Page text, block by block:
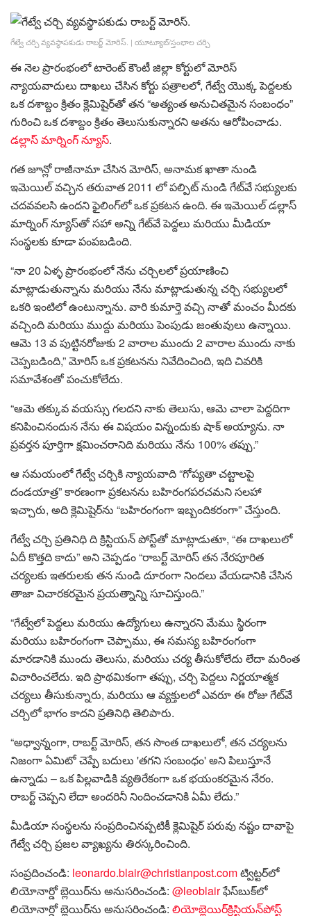
గేట్వే చర్చి వ్యవస్థాపకుడు రాబర్ట్ మోరిస్. | యూట్యూబ్/స్తంభాల చర్చి
ఈ నెల ప్రారంభంలో టారెంట్ కౌంటీ జిల్లా కోర్టులో మోరిస్
న్యాయవాదులు దాఖలు చేసిన కోర్టు పత్రాలలో, గేట్వే యొక్క పెద్దలకు
ఒక దశాబ్దం క్రితం క్లెమిషైర్‌తో తన “అత్యంత అనుచితమైన సంబంధం”
గురించి ఒక దశాబ్దం క్రితం తెలుసుకున్నారని అతను ఆరోపించాడు.
డల్లాస్ మార్నింగ్ న్యూస్.
గత జూన్లో రాజీనామా చేసిన మోరిస్, అనామక ఖాతా నుండి
ఇమెయిల్ వచ్చిన తరువాత 2011 లో పల్పిట్ నుండి గేట్‌వే సభ్యులకు
చదవవలసి ఉందని ఫైలింగ్‌లో ఒక ప్రకటన ఉంది. ఈ ఇమెయిల్ డల్లాస్
మార్నింగ్ న్యూస్‌తో సహా అన్ని గేట్‌వే పెద్దలు మరియు మీడియా
సంస్థలకు కూడా పంపబడింది.
“నా 20 ఏళ్ళ ప్రారంభంలో నేను చర్చిలలో ప్రయాణించి
మాట్లాడుతున్నాను మరియు నేను మాట్లాడుతున్న చర్చి సభ్యులలో
ఒకరి ఇంటిలో ఉంటున్నాను. వారి కుమార్తె వచ్చి నాతో మంచం మీదకు
వచ్చింది మరియు ముద్దు మరియు పెంపుడు జంతువులు ఉన్నాయి.
ఆమె 13 వ పుట్టినరోజుకు 2 వారాల ముందు 2 వారాల ముందు నాకు
చెప్పబడింది,” మోరిస్ ఒక ప్రకటనను నివేదించింది, ఇది చివరికి
సమావేశంతో పంచుకోలేదు.
“ఆమె తక్కువ వయస్సు గలదని నాకు తెలుసు, ఆమె చాలా పెద్దదిగా
కనిపించినందున నేను ఈ విషయం విన్నందుకు షాక్ అయ్యాను. నా
ప్రవర్తన పూర్తిగా క్షమించరానిది మరియు నేను 100% తప్పు.”
ఆ సమయంలో గేట్వే చర్చికి న్యాయవాది “గోప్యతా చట్టాలపై
దండయాత్ర” కారణంగా ప్రకటనను బహిరంగపరచమని సలహా
ఇచ్చారు, అది క్లెమిషైర్‌ను “బహిరంగంగా ఇబ్బందికరంగా” చేస్తుంది.
గేట్వే చర్చి ప్రతినిధి ది క్రిస్టియన్ పోస్ట్‌తో మాట్లాడుతూ, “ఈ దాఖలులో
ఏదీ కొత్తది కాదు” అని చెప్పడం “రాబర్ట్ మోరిస్ తన నేరపూరిత
చర్యలకు ఇతరులకు తన నుండి దూరంగా నిందలు వేయడానికి చేసిన
తాజా విచారకరమైన ప్రయత్నాన్ని సూచిస్తుంది.”
“గేట్వేలో పెద్దలు మరియు ఉద్యోగులు ఉన్నారని మేము స్థిరంగా
మరియు బహిరంగంగా చెప్పాము, ఈ సమస్య బహిరంగంగా
మారడానికి ముందు తెలుసు, మరియు చర్య తీసుకోలేదు లేదా మరింత
విచారించలేదు. ఇది ప్రాథమికంగా తప్పు, చర్చి పెద్దలు నిర్ణయాత్మక
చర్యలు తీసుకున్నారు, మరియు ఆ వ్యక్తులలో ఎవరూ ఈ రోజు గేట్‌వే
చర్చిలో భాగం కాదని ప్రతినిధి తెలిపారు.
“అధ్వాన్నంగా, రాబర్ట్ మోరిస్, తన సొంత దాఖలులో, తన చర్యలను
నిజంగా ఏమిటో చెప్పే బదులు 'తగని సంబంధం' అని పిలుస్తూనే
ఉన్నాడు – ఒక పిల్లవాడికి వ్యతిరేకంగా ఒక భయంకరమైన నేరం.
రాబర్ట్ చెప్పని లేదా అందరినీ నిందించడానికి ఏమీ లేదు.”
మీడియా సంస్థలను సంప్రదించినప్పటికీ క్లెమిషైర్ పరువు నష్టం దావాపై
గేట్వే చర్చి ప్రజల వ్యాఖ్యను తిరస్కరించింది.
సంప్రదించండి: leonardo.blair@christianpost.comట్విట్టర్‌లో
లియోనార్డో బ్లెయిర్‌ను అనుసరించండి: @leoblairఫేస్‌బుక్‌లో
లియోనార్డో బ్లెయిర్‌ను అనుసరించండి: లియోబ్లెయిర్‌క్రిస్టియన్‌పోస్ట్